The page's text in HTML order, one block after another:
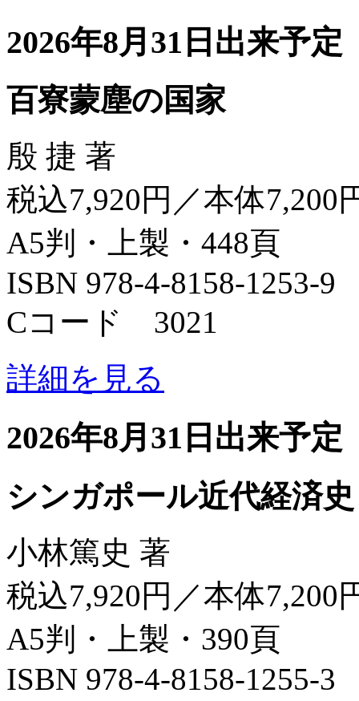
2026年8月31日出来予定
百寮蒙塵の国家
殷 捷 著
税込7,920円／本体7,200
A5判・上製・448頁
ISBN 978-4-8158-1253-9
Cコード 3021
詳細を見る
2026年8月31日出来予定
シンガポール近代経済史
小林篤史 著
税込7,920円／本体7,200
A5判・上製・390頁
ISBN 978-4-8158-1255-3